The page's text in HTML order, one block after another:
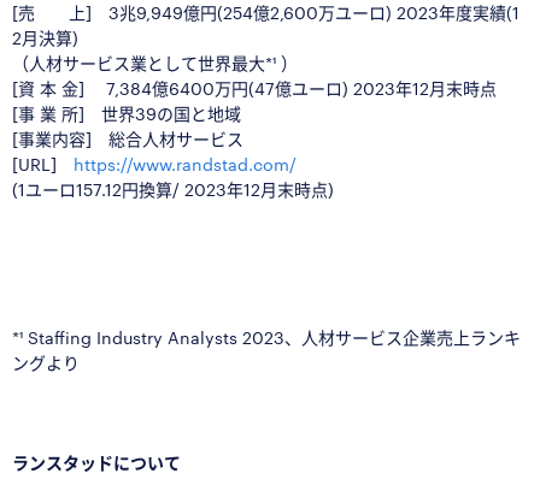
[売 上] 3兆9,949億円(254億2,600万ユーロ) 2023年度実績(1
2月決算)
（人材サービス業として世界最大*¹ ）
[資 本 金] 7,384億6400万円(47億ユーロ) 2023年12月末時点
[事 業 所] 世界39の国と地域
[事業内容] 総合人材サービス
[URL] https://www.randstad.com/
(1ユーロ157.12円換算/ 2023年12月末時点)
*¹ Staffing Industry Analysts 2023、人材サービス企業売上ランキ
ングより
ランスタッドについて